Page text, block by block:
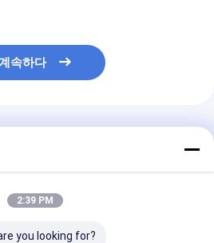
속하다
2:39 PM
you looking for?